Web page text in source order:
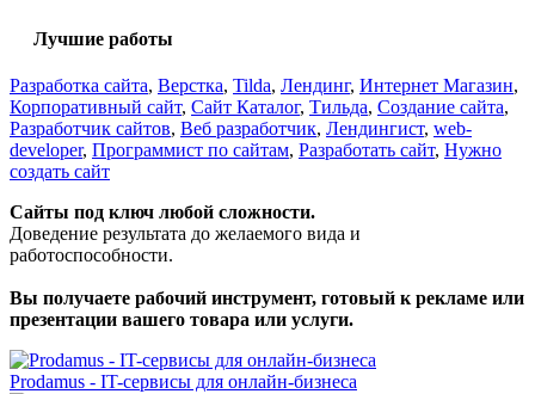
Лучшие работы
Разработка сайта, Верстка, Tilda, Лендинг, Интернет Магазин,
Корпоративный сайт, Сайт Каталог, Тильда, Создание сайта,
Разработчик сайтов, Веб разработчик, Лендингист, web-
developer, Программист по сайтам, Разработать сайт, Нужно
создать сайт
Сайты под ключ любой сложности.
Доведение результата до желаемого вида и
работоспособности.
Вы получаете рабочий инструмент, готовый к рекламе или
презентации вашего товара или услуги.
Prodamus - IT-сервисы для онлайн-бизнеса